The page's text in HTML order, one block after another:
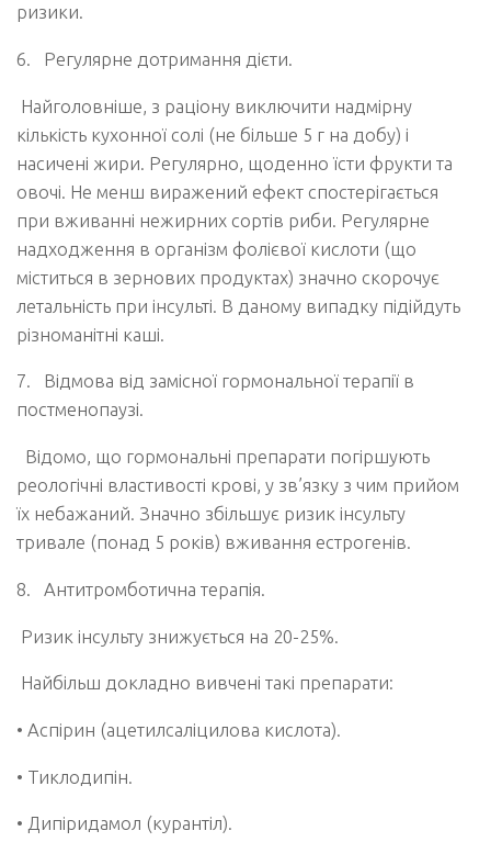
ризики.
6. Регулярне дотримання дієти.
Найголовніше, з раціону виключити надмірну
кількість кухонної солі (не більше 5 г на добу) і
насичені жири. Регулярно, щоденно їсти фрукти та
овочі. Не менш виражений ефект спостерігається
при вживанні нежирних сортів риби. Регулярне
надходження в організм фолієвої кислоти (що
міститься в зернових продуктах) значно скорочує
летальність при інсульті. В даному випадку підійдуть
різноманітні каші.
7.
Відмова від замісної гормональної терапії в
постменопаузі.
Відомо, що гормональні препарати погіршують
реологічні властивості крові, у зв’язку з чим прийом
їх небажаний. Значно збільшує ризик інсульту
тривале (понад 5 років) вживання естрогенів.
8. Антитромботична терапія.
Ризик інсульту знижується на 20-25%.
Найбільш докладно вивчені такі препарати:
• Аспірин (ацетилсаліцилова кислота).
• Тиклодипін.
• Дипіридамол (курантіл).